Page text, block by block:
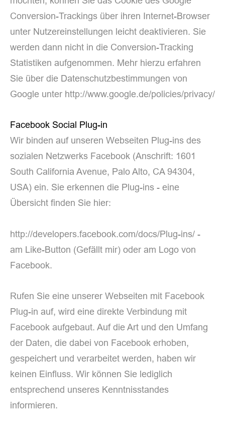
Conversion-Trackings über ihren Internet-Browser
unter Nutzereinstellungen leicht deaktivieren. Sie
werden dann nicht in die Conversion-Tracking
Statistiken aufgenommen. Mehr hierzu erfahren
Sie über die Datenschutzbestimmungen von
Google unter http://www.google.de/policies/privacy/
Facebook Social Plug-in
Wir binden auf unseren Webseiten Plug-ins des
sozialen Netzwerks Facebook (Anschrift: 1601
South California Avenue, Palo Alto, CA 94304,
USA) ein. Sie erkennen die Plug-ins - eine
Übersicht finden Sie hier:
http://developers.facebook.com/docs/Plug-ins/ -
am Like-Button (Gefällt mir) oder am Logo von
Facebook.
Rufen Sie eine unserer Webseiten mit Facebook
Plug-in auf, wird eine direkte Verbindung mit
Facebook aufgebaut. Auf die Art und den Umfang
der Daten, die dabei von Facebook erhoben,
gespeichert und verarbeitet werden, haben wir
keinen Einfluss. Wir können Sie lediglich
entsprechend unseres Kenntnisstandes
informieren.